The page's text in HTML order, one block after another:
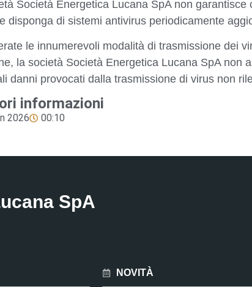
Società Energetica Lucana SpA non
disponga di sistemi antivirus periodicamente
le innumerevoli modalità di trasmissione dei
la società Società Energetica Lucana SpA non
danni provocati dalla trasmissione di virus non
informazioni
2026 00:10
SpA
NOVITÀ